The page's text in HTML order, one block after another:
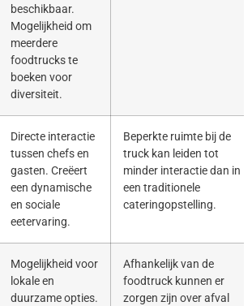
beschikbaar.
Mogelijkheid om
meerdere
foodtrucks te
boeken voor
diversiteit.
Directe interactie
tussen chefs en
gasten. Creëert
een dynamische
en sociale
eetervaring.
Beperkte ruimte bij de
truck kan leiden tot
minder interactie dan in
een traditionele
cateringopstelling.
Mogelijkheid voor
lokale en
duurzame opties.
Afhankelijk van de
foodtruck kunnen er
zorgen zijn over afval